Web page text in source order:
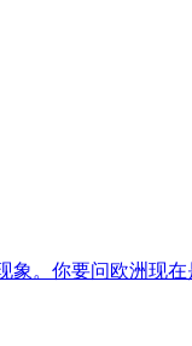
。你要问欧洲现